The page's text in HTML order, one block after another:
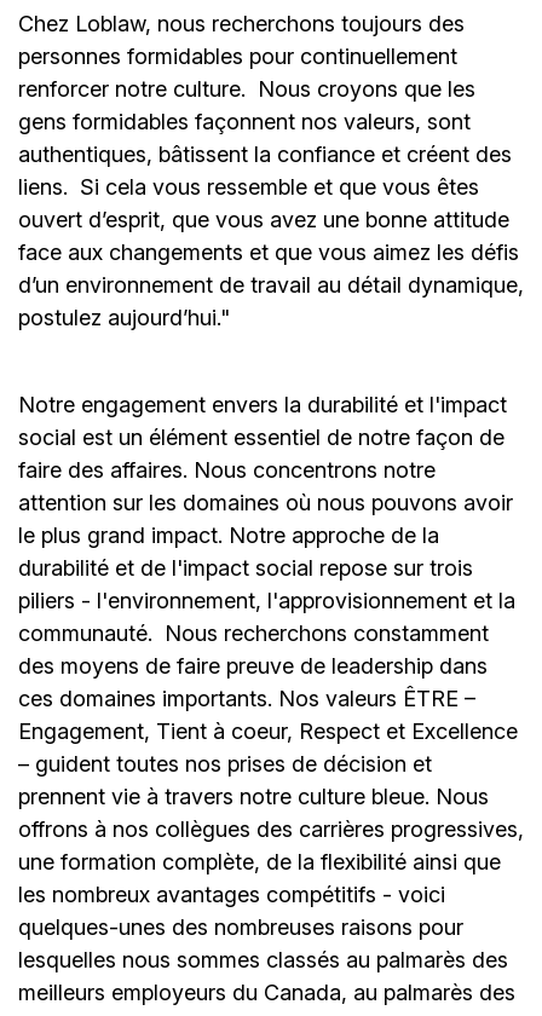
Chez Loblaw, nous recherchons toujours des
personnes formidables pour continuellement
renforcer notre culture. Nous croyons que les
gens formidables façonnent nos valeurs, sont
authentiques, bâtissent la confiance et créent des
liens. Si cela vous ressemble et que vous êtes
ouvert d’esprit, que vous avez une bonne attitude
face aux changements et que vous aimez les défis
d’un environnement de travail au détail dynamique,
postulez aujourd’hui."
Notre engagement envers la durabilité et l'impact
social est un élément essentiel de notre façon de
faire des affaires. Nous concentrons notre
attention sur les domaines où nous pouvons avoir
le plus grand impact. Notre approche de la
durabilité et de l'impact social repose sur trois
piliers - l'environnement, l'approvisionnement et la
communauté.
Nous recherchons constamment
des moyens de faire preuve de leadership dans
ces domaines importants. Nos valeurs ÊTRE –
Engagement, Tient à coeur, Respect et Excellence
– guident toutes nos prises de décision et
prennent vie à travers notre culture bleue. Nous
offrons à nos collègues des carrières progressives,
une formation complète, de la flexibilité ainsi que
les nombreux avantages compétitifs - voici
quelques-unes des nombreuses raisons pour
lesquelles nous sommes classés au palmarès des
meilleurs employeurs du Canada, au palmarès des